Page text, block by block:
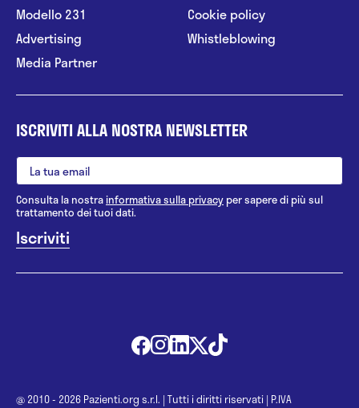
Modello 231
Advertising
Media Partner
Cookie policy
Whistleblowing
ISCRIVITI ALLA NOSTRA NEWSLETTER
Consulta la nostrainformativa sulla privacy per sapere di più sul
trattamento dei tuoi dati.
@ 2010 - 2026 Pazienti.org s.r.l. | Tutti i diritti riservati | P.IVA